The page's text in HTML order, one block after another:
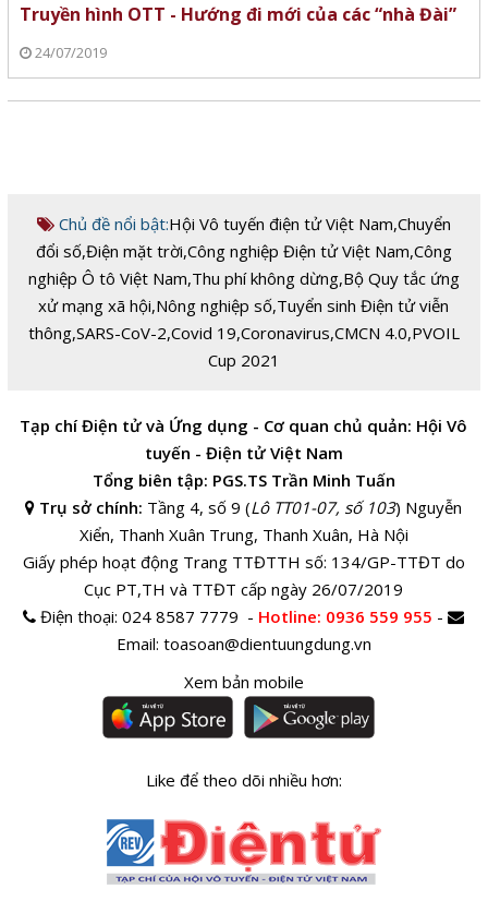
Truyền hình OTT - Hướng đi mới của các “nhà Đài”
24/07/2019
Chủ đề nổi bật:Hội Vô tuyến điện tử Việt Nam,Chuyển
đổi số,Điện mặt trời,Công nghiệp Điện tử Việt Nam,Công
nghiệp Ô tô Việt Nam,Thu phí không dừng,Bộ Quy tắc ứng
xử mạng xã hội,Nông nghiệp số,Tuyển sinh Điện tử viễn
thông,SARS-CoV-2,Covid 19,Coronavirus,CMCN 4.0,PVOIL
Cup 2021
Tạp chí Điện tử và Ứng dụng - Cơ quan chủ quản: Hội Vô
tuyến - Điện tử Việt Nam
Tổng biên tập: PGS.TS Trần Minh Tuấn
Trụ sở chính: Tầng 4, số 9 (Lô TT01-07, số 103) Nguyễn
Xiển, Thanh Xuân Trung, Thanh Xuân, Hà Nội
Giấy phép hoạt động Trang TTĐTTH số: 134/GP-TTĐT do
Cục PT,TH và TTĐT cấp ngày 26/07/2019
Điện thoại:024 8587 7779 - Hotline: 0936 559 955 -
Email: toasoan@dientuungdung.vn
Xem bản mobile
Like để theo dõi nhiều hơn: